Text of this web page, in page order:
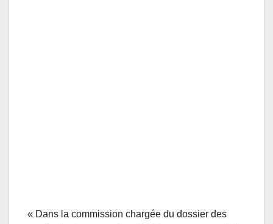
« Dans la commission chargée du dossier des